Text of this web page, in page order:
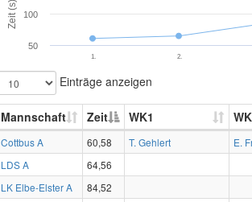
Zeit (s)
1. 2.
50
100
Einträge anzeigen
Mannschaft Zeit WK1
Cottbus A 60,58 T. Gehlert
E.
LDS A
64,56
LK Elbe-Elster A
84,52